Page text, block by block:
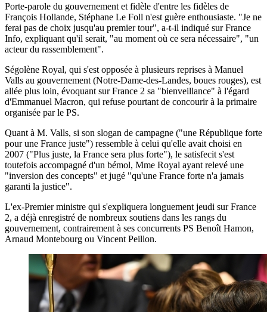
Porte-parole du gouvernement et fidèle d'entre les fidèles de
François Hollande, Stéphane Le Foll n'est guère enthousiaste. "Je ne
ferai pas de choix jusqu'au premier tour", a-t-il indiqué sur France
Info, expliquant qu'il serait, "au moment où ce sera nécessaire", "un
acteur du rassemblement".
Ségolène Royal, qui s'est opposée à plusieurs reprises à Manuel
Valls au gouvernement (Notre-Dame-des-Landes, boues rouges), est
allée plus loin, évoquant sur France 2 sa "bienveillance" à l'égard
d'Emmanuel Macron, qui refuse pourtant de concourir à la primaire
organisée par le PS.
Quant à M. Valls, si son slogan de campagne ("une République forte
pour une France juste") ressemble à celui qu'elle avait choisi en
2007 ("Plus juste, la France sera plus forte"), le satisfecit s'est
toutefois accompagné d'un bémol, Mme Royal ayant relevé une
"inversion des concepts" et jugé "qu'une France forte n'a jamais
garanti la justice".
L'ex-Premier ministre qui s'expliquera longuement jeudi sur France
2, a déjà enregistré de nombreux soutiens dans les rangs du
gouvernement, contrairement à ses concurrents PS Benoît Hamon,
Arnaud Montebourg ou Vincent Peillon.